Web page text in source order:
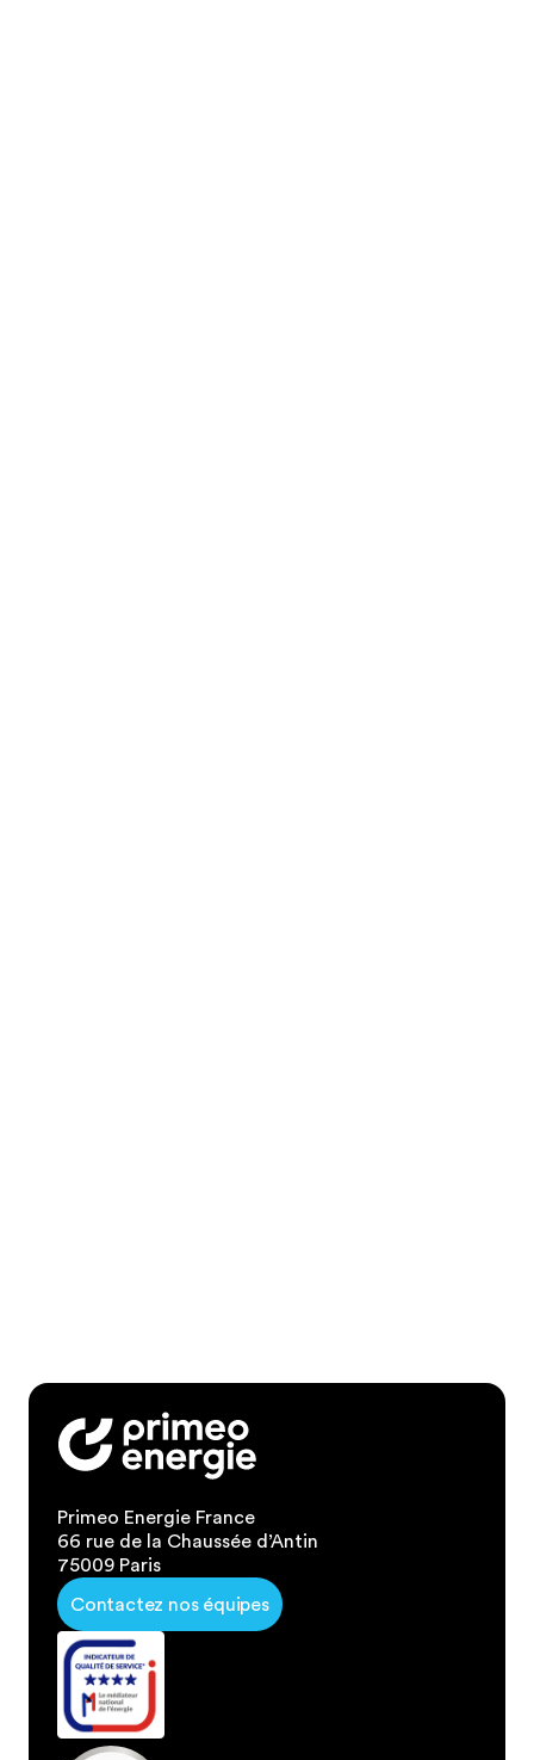
Primeo Energie France
66 rue de la Chaussée d’Antin
75009 Paris
Contactez nos équipes